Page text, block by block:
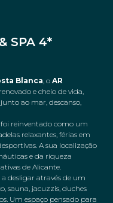
SPA 4*
Blanca, o AR
e cheio de vida,
ao mar, descanso,
foi reinventado como um
relaxantes, férias em
A sua localização
e da riqueza
de Alicante.
desligar através de um
sauna, jacuzzis, duches
Um espaço pensado para